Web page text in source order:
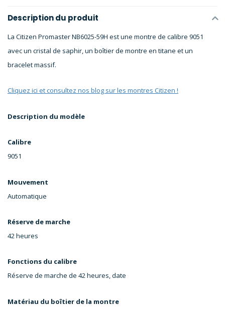
Description du produit
La Citizen Promaster NB6025-59H est une montre de calibre 9051
avec un cristal de saphir, un boîtier de montre en titane et un
bracelet massif.
Cliquez ici et consultez nos blog sur les montres Citizen !
Description du modèle
Calibre
9051
Mouvement
Automatique
Réserve de marche
42 heures
Fonctions du calibre
Réserve de marche de 42 heures, date
Matériau du boîtier de la montre